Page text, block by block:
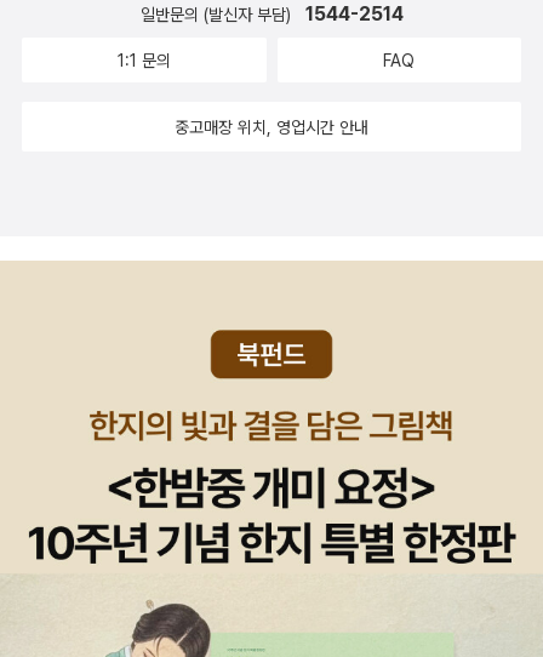
은 교과서에 아주 좋은 보완재라는 것이다. 참으로 오랜만에 공
부하듯 고전 여러 편을 읽어봐서인지 뿌듯함을 감출 수가 없다.
담고 있는 책을 함께 再讀할 수 있어서 유익한 시간이었다.
일반문의 (발신자 부담) 1544-2514
1:1 문의 FAQ
중고매장 위치, 영업시간 안내